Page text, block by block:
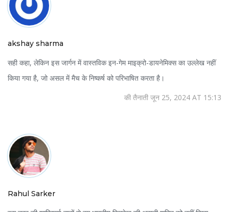
akshay sharma
सही कहा, लेकिन इस जार्गन में वास्तविक इन-गेम माइक्रो-डायनेमिक्स का उल्लेख नहीं
किया गया है, जो असल में मैच के निष्कर्ष को परिभाषित करता है।
की तैनाती जून 25, 2024 AT 15:13
Rahul Sarker